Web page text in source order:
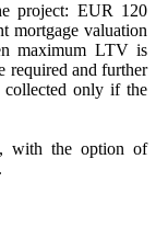
project: EUR 120
mortgage valuation
maximum LTV is
required and further
collected only if the
with the option of